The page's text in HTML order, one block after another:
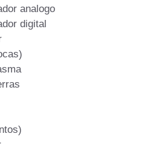
analogo
digital